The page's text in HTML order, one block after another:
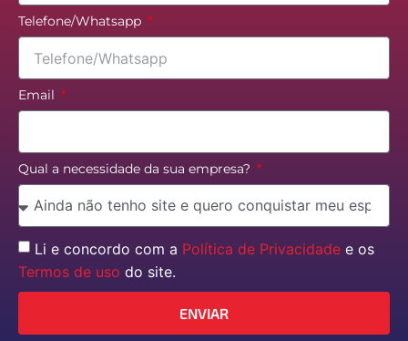
Telefone/Whatsapp
Email
Qual a necessidade da sua empresa?
Li e concordo com a Política de Privacidade e os
Termos de uso do site.
ENVIAR